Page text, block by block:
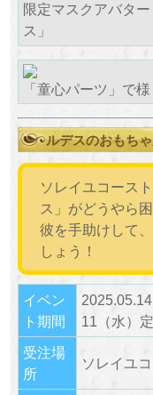
限定マスクアバタ
ス」
「童心パーツ」で
ルデスのおもち
ソレイユコース
ス」がどうやら
彼を手助けして
しょう！
イベン
ト期間
11（水）
受注場
所
ソレイユ